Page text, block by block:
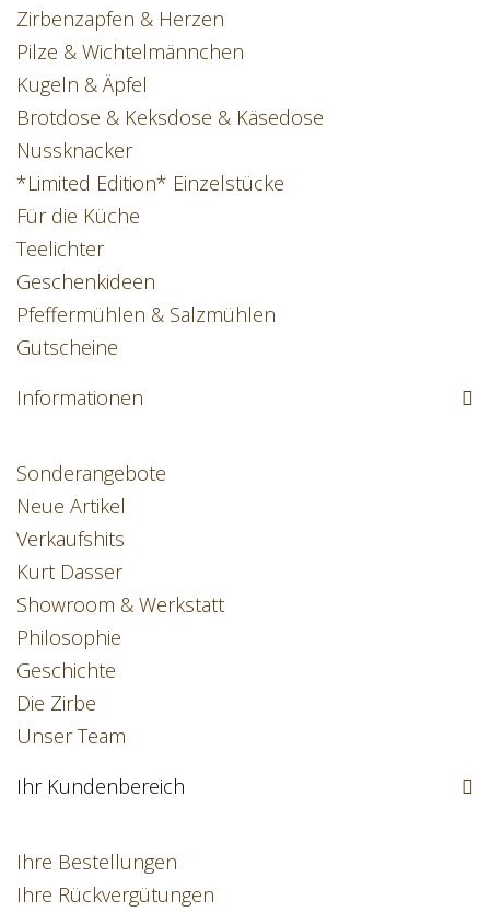
Zirbenzapfen & Herzen
Pilze & Wichtelmännchen
Kugeln & Äpfel
Brotdose & Keksdose & Käsedose
Nussknacker
*Limited Edition* Einzelstücke
Für die Küche
Teelichter
Geschenkideen
Pfeffermühlen & Salzmühlen
Gutscheine
Informationen
Sonderangebote
Neue Artikel
Verkaufshits
Kurt Dasser
Showroom & Werkstatt
Philosophie
Geschichte
Die Zirbe
Unser Team
Ihr Kundenbereich
Ihre Bestellungen
Ihre Rückvergütungen